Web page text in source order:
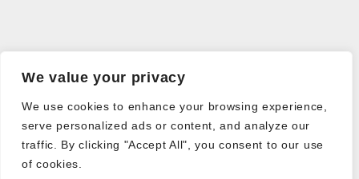
We value your privacy
We use cookies to enhance your browsing experience,
serve personalized ads or content, and analyze our
traffic. By clicking "Accept All", you consent to our use
of cookies.